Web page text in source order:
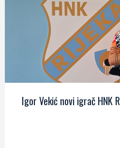
Igor Vekić novi igrač HNK